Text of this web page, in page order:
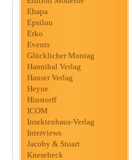
Ehapa
Epsilon
Erko
Events
Glücklicher Montag
Hannibal Verlag
Hanser Verlag
Heyne
Hinstorff
ICOM
Insektenhaus-Verlag
Interviews
Jacoby & Stuart
Knesebeck